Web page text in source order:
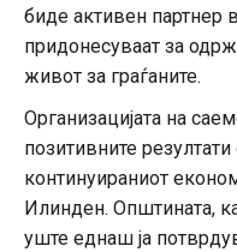
биде активен партнер
придонесуваат за
живот за граѓаните.
Организацијата на
позитивните
континуираниот
Илинден. Општината,
уште еднаш ја